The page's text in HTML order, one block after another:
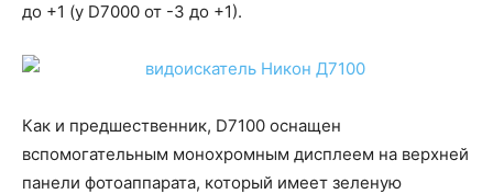
до +1 (у D7000 от -3 до +1).
Как и предшественник, D7100 оснащен
вспомогательным монохромным дисплеем на верхней
панели фотоаппарата, который имеет зеленую